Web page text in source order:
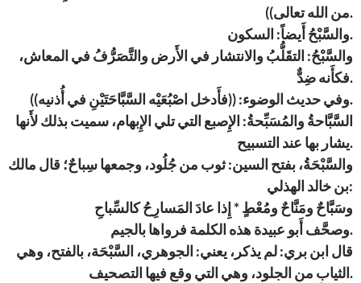
من الله تعالى)).
والسَّبْحُ أَيضاً: السكون.
والسَّبْحُ: التقَلُّبُ والانتشار في الأَرض والتَّصَرُّفُ في المعاش،
فكأَنه ضِدٌّ.
وفي حديث الوضوء: ((فأَدخل اصْبُعَيْه السَّبَّاحَتَيْنِ في أُذنيه)).
السَّبَّاحةُ والمُسَبِّحةُ: الإِصبع التي تلي الإِبهام، سميت بذلك لأَنها
يشار بها عند التسبيح.
والسَّبْحَةُ، بفتح السين: ثوب من جُلُود، وجمعها سِباحٌ؛ قال مالك
بن خالد الهذلي:
وسَبَّاحٌ ومَنَّاحٌ ومُعْطٍ * إِذا عادَ المَسارِحُ كالسِّباحِ
وصحَّف أَبو عبيدة هذه الكلمة فرواها بالجيم.
قال ابن بري: لم يذكر، يعني: الجوهري، السَّبْحَة، بالفتح، وهي
الثياب من الجلود، وهي التي وقع فيها التصحيف.